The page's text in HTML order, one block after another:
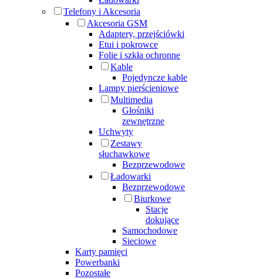
Telefony i Akcesoria
Akcesoria GSM
Adaptery, przejściówki
Etui i pokrowce
Folie i szkła ochronne
Kable
Pojedyncze kable
Lampy pierścieniowe
Multimedia
Głośniki
zewnętrzne
Uchwyty
Zestawy
słuchawkowe
Bezprzewodowe
Ładowarki
Bezprzewodowe
Biurkowe
Stacje
dokujące
Samochodowe
Sieciowe
Karty pamięci
Powerbanki
Pozostałe